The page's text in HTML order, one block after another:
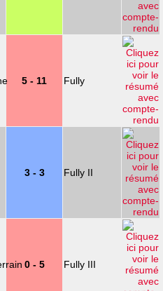
5 - 11 Fully
3 - 3 Fully II
0 - 5 Fully III